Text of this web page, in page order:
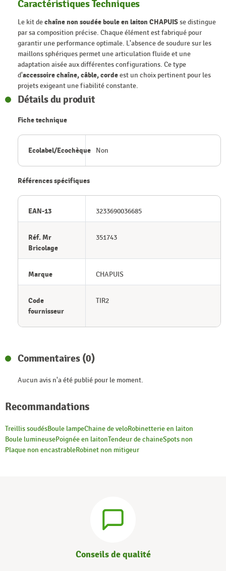
Caractéristiques Techniques
Le kit dechaîne non soudée boule en laiton CHAPUISse distingue
par sa composition précise. Chaque élément est fabriqué pour
garantir une performance optimale. L'absence de soudure sur les
maillons sphériques permet une articulation fluide et une
adaptation aisée aux différentes configurations. Ce type
d'accessoire chaîne, câble, cordeest un choix pertinent pour les
projets exigeant une fiabilité constante.
Détails du produit
Fiche technique
Ecolabel/Ecochèque Non
Références spécifiques
EAN-13 3233690036685
Réf. Mr
Bricolage
351743
Marque CHAPUIS
Code
fournisseur
TIR2
Commentaires (0)
Aucun avis n'a été publié pour le moment.
Recommandations
Treillis soudésBoule lampeChaine de veloRobinetterie en laiton
Boule lumineusePoignée en laitonTendeur de chaineSpots non
Plaque non encastrableRobinet non mitigeur
Conseils de qualité